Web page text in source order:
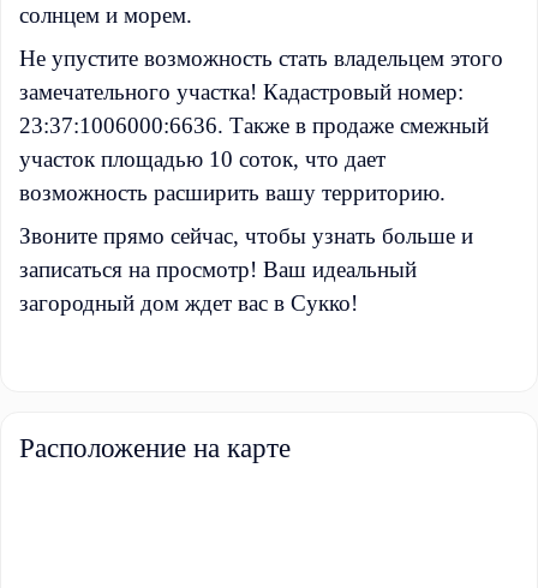
солнцем и морем.
Не упустите возможность стать владельцем этого
замечательного участка! Кадастровый номер:
23:37:1006000:6636. Также в продаже смежный
участок площадью 10 соток, что дает
возможность расширить вашу территорию.
Звоните прямо сейчас, чтобы узнать больше и
записаться на просмотр! Ваш идеальный
загородный дом ждет вас в Сукко!
Расположение на карте